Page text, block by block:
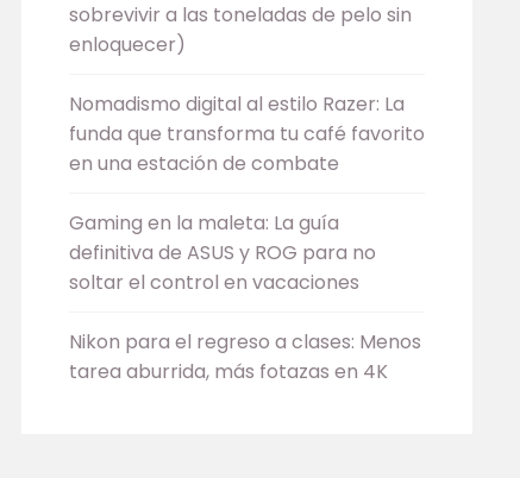
sobrevivir a las toneladas de pelo sin
enloquecer)
Nomadismo digital al estilo Razer: La
funda que transforma tu café favorito
en una estación de combate
Gaming en la maleta: La guía
definitiva de ASUS y ROG para no
soltar el control en vacaciones
Nikon para el regreso a clases: Menos
tarea aburrida, más fotazas en 4K